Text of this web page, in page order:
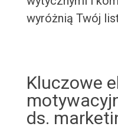
wyróżnią Twój
Kluczowe
ds.